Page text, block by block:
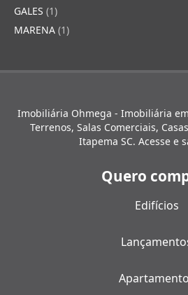
GALES (1)
MARENA (1)
Imobiliária Ohmega - Imobiliária
Terrenos, Salas Comerciais,
Itapema SC. Acesse e
Quero
Edifícios